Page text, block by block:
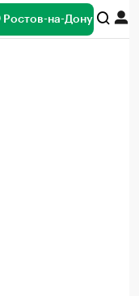
Ростов-на-Дону